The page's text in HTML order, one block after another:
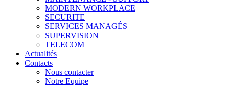
MODERN WORKPLACE
SECURITE
SERVICES MANAGÉS
SUPERVISION
TELECOM
Actualités
Contacts
Nous contacter
Notre Equipe